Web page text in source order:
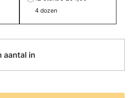
4 dozen
aantal in